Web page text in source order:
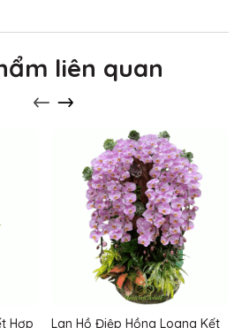
liên quan
Hợp
Lan Hồ Điệp Hồng Loang Kết